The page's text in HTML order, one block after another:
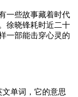
一些故事藏着时代
徐晓锋耗时近二十
一部能击穿心灵的
文单词，它的意思